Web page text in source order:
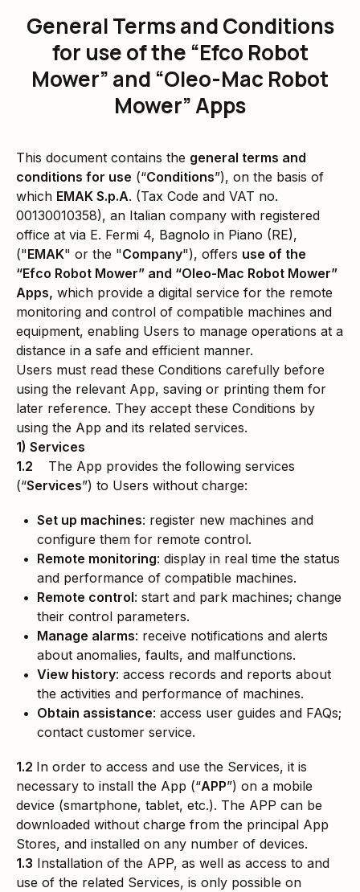
General Terms and Conditions
for use of the “Efco Robot
Mower” and “Oleo-Mac Robot
Mower” Apps
This document contains the general terms and
conditions for use (“Conditions”), on the basis of
which EMAK S.p.A. (Tax Code and VAT no.
00130010358), an Italian company with registered
office at via E. Fermi 4, Bagnolo in Piano (RE),
("EMAK" or the "Company"), offers use of the
“Efco Robot Mower” and “Oleo-Mac Robot Mower”
Apps, which provide a digital service for the remote
monitoring and control of compatible machines and
equipment, enabling Users to manage operations at a
distance in a safe and efficient manner.
Users must read these Conditions carefully before
using the relevant App, saving or printing them for
later reference. They accept these Conditions by
using the App and its related services.
1) Services
1.2
The App provides the following services
(“Services”) to Users without charge:
Set up machines: register new machines and
configure them for remote control.
Remote monitoring: display in real time the status
and performance of compatible machines.
Remote control: start and park machines; change
their control parameters.
Manage alarms: receive notifications and alerts
about anomalies, faults, and malfunctions.
View history: access records and reports about
the activities and performance of machines.
Obtain assistance: access user guides and FAQs;
contact customer service.
1.2 In order to access and use the Services, it is
necessary to install the App (“APP”) on a mobile
device (smartphone, tablet, etc.). The APP can be
downloaded without charge from the principal App
Stores, and installed on any number of devices.
1.3 Installation of the APP, as well as access to and
use of the related Services, is only possible on